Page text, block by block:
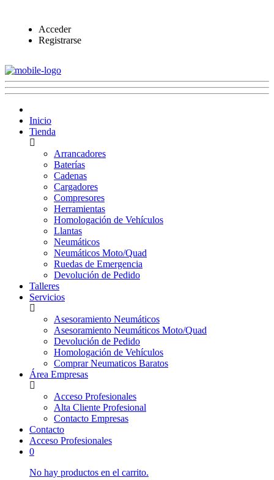
Acceder
Registrarse
Inicio
Tienda
Arrancadores
Baterías
Cadenas
Cargadores
Compresores
Herramientas
Homologación de Vehículos
Llantas
Neumáticos
Neumáticos Moto/Quad
Ruedas de Emergencia
Devolución de Pedido
Talleres
Servicios
Asesoramiento Neumáticos
Asesoramiento Neumáticos Moto/Quad
Devolución de Pedido
Homologación de Vehículos
Comprar Neumaticos Baratos
Área Empresas
Acceso Profesionales
Alta Cliente Profesional
Contacto Empresas
Contacto
Acceso Profesionales
0
No hay productos en el carrito.